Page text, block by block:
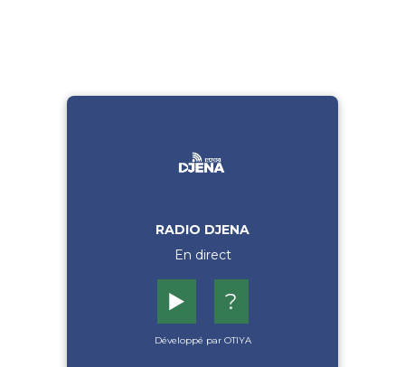
RADIO DJENA
En direct
▶️ ?
Développé par OTIYA